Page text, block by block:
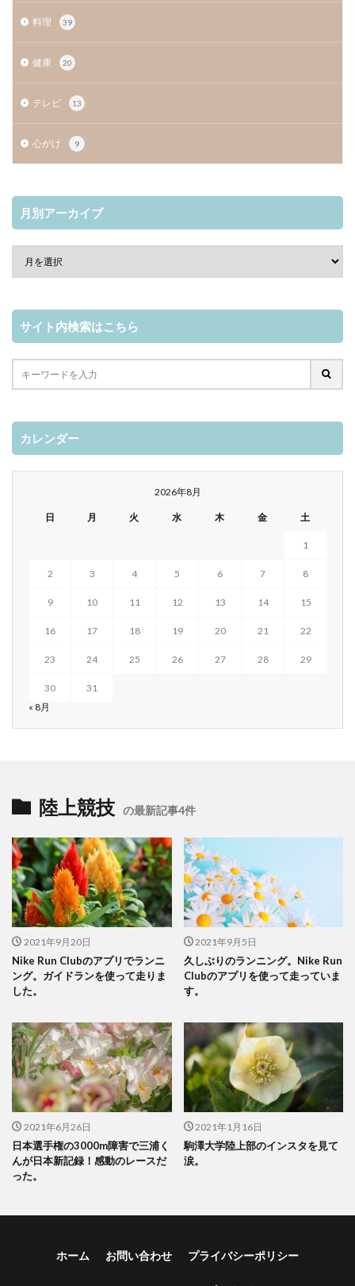
料理 39
健康 20
テレビ 13
心がけ 9
月別アーカイブ
サイト内検索はこちら
カレンダー
2026年8月
日 月 火 水 木 金 土
1
2 3 4 5 6 7 8
9 10 11 12 13 14 15
16 17 18 19 20 21 22
23 24 25 26 27 28 29
30
31
« 8月
陸上競技 の最新記事4件
2021年9月20日
Nike Run Clubのアプリでランニ
ング。ガイドランを使って走りま
した。
2021年9月5日
久しぶりのランニング。Nike Run
Clubのアプリを使って走っていま
す。
2021年6月26日
日本選手権の3000m障害で三浦く
んが日本新記録！感動のレースだ
った。
2021年1月16日
駒澤大学陸上部のインスタを見て
涙。
ホーム お問い合わせ プライバシーポリシー